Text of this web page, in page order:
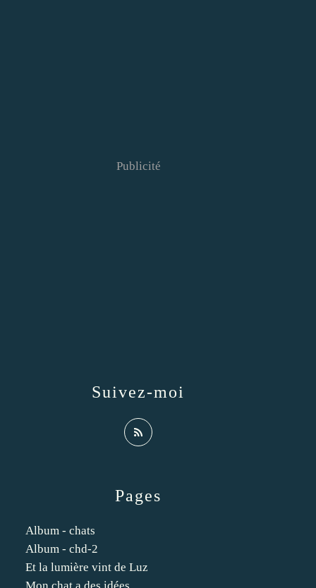
Pages
Album - chats
Album - chd-2
Et la lumière vint de Luz
Suivez-moi
Publicité